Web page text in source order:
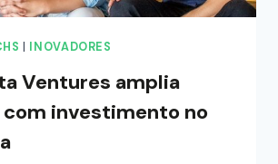
INOVADORES
Ventures amplia
investimento no